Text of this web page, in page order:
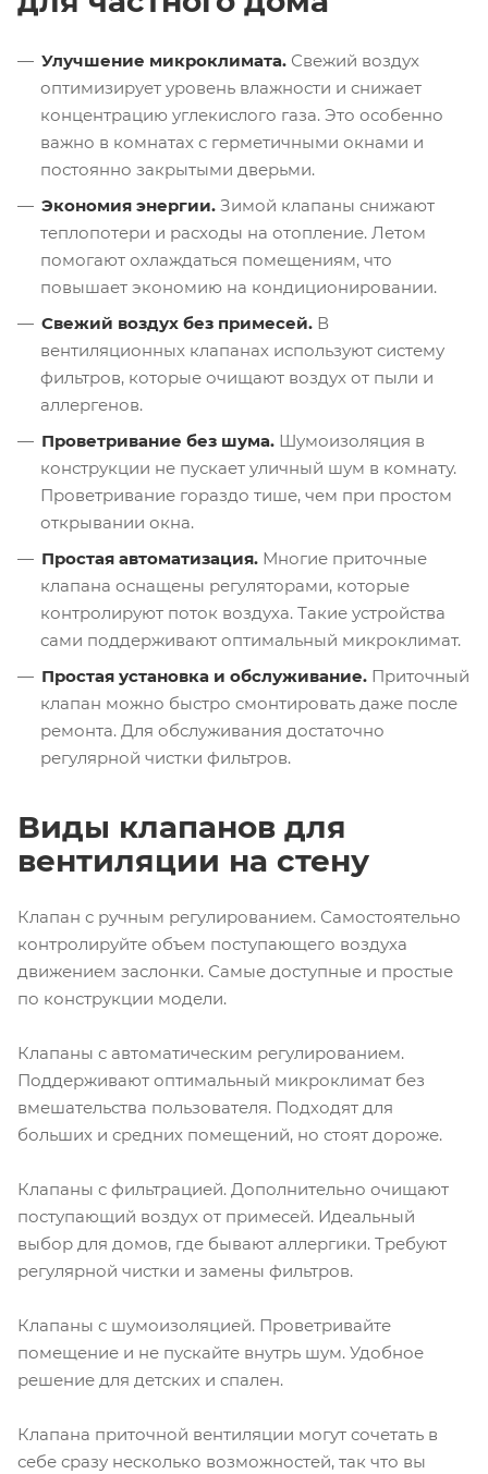
Улучшение микроклимата. Свежий воздух
оптимизирует уровень влажности и снижает
концентрацию углекислого газа. Это особенно
важно в комнатах с герметичными окнами и
постоянно закрытыми дверьми.
Экономия энергии. Зимой клапаны снижают
теплопотери и расходы на отопление. Летом
помогают охлаждаться помещениям, что
повышает экономию на кондиционировании.
Свежий воздух без примесей. В
вентиляционных клапанах используют систему
фильтров, которые очищают воздух от пыли и
аллергенов.
Проветривание без шума. Шумоизоляция в
конструкции не пускает уличный шум в комнату.
Проветривание гораздо тише, чем при простом
открывании окна.
Простая автоматизация. Многие приточные
клапана оснащены регуляторами, которые
контролируют поток воздуха. Такие устройства
сами поддерживают оптимальный микроклимат.
Простая установка и обслуживание. Приточный
клапан можно быстро смонтировать даже после
ремонта. Для обслуживания достаточно
регулярной чистки фильтров.
Виды клапанов для
вентиляции на стену
Клапан с ручным регулированием. Самостоятельно
контролируйте объем поступающего воздуха
движением заслонки. Самые доступные и простые
по конструкции модели.
Клапаны с автоматическим регулированием.
Поддерживают оптимальный микроклимат без
вмешательства пользователя. Подходят для
больших и средних помещений, но стоят дороже.
Клапаны с фильтрацией. Дополнительно очищают
поступающий воздух от примесей. Идеальный
выбор для домов, где бывают аллергики. Требуют
регулярной чистки и замены фильтров.
Клапаны с шумоизоляцией. Проветривайте
помещение и не пускайте внутрь шум. Удобное
решение для детских и спален.
Клапана приточной вентиляции могут сочетать в
себе сразу несколько возможностей, так что вы